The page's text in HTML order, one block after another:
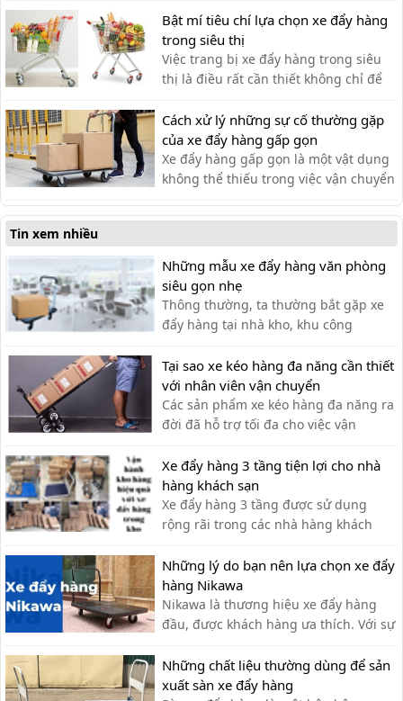
chuyển, giúp tiết kiệm thời gian và sức
lực.
Bật mí tiêu chí lựa chọn xe đẩy hàng
trong siêu thị
Việc trang bị xe đẩy hàng trong siêu
thị là điều rất cần thiết không chỉ để
khách hàng đựng đồ khi mua sắm mà
còn hỗ trợ vận chuyển hàng hóa.
Cách xử lý những sự cố thường gặp
của xe đẩy hàng gấp gọn
Xe đẩy hàng gấp gọn là một vật dụng
không thể thiếu trong việc vận chuyển
hàng hóa. Sau một thời gian, xe có thể
gặp phải một số lỗi. Cùng tìm hiểu
Tin xem nhiều
Những mẫu xe đẩy hàng văn phòng
siêu gọn nhẹ
Thông thường, ta thường bắt gặp xe
đẩy hàng tại nhà kho, khu công
nghiệp, siêu thị,… với lượng hàng hóa
cần di chuyển lớn. Tuy nhiên, xe đẩy
hàng cũng có thể được sử dụng tạo
văn phòng cho nhiều công việc khác
nhau như: chở tài liệu, chở bình n...
Tại sao xe kéo hàng đa năng cần thiết
với nhân viên vận chuyển
Các sản phẩm xe kéo hàng đa năng ra
đời đã hỗ trợ tối đa cho việc vận
chuyển thủ công của nhân viên vận
chuyển, giúp tiết kiệm thời gian và sức
lực.
Xe đẩy hàng 3 tầng tiện lợi cho nhà
hàng khách sạn
Xe đẩy hàng 3 tầng được sử dụng
rộng rãi trong các nhà hàng khách
sạn bởi sự tiện ích. Với thiết kế thanh
lịch, tính ứng dụng cao, các loại xe
đẩy hàng nhiều tầng là sự lựa chọn tối
ưu nhất cho các nhà hàng. Xe đẩy 3
tầng được ứng dụng như […]
Những lý do bạn nên lựa chọn xe đẩy
hàng Nikawa
Nikawa là thương hiệu xe đẩy hàng
đầu, được khách hàng ưa thích. Với sự
tiện lợi, bền đẹp, xe đẩy hàng Nikawa
chưa bao giờ khiến khách hàng thất
vọng.
Những chất liệu thường dùng để sản
xuất sàn xe đẩy hàng